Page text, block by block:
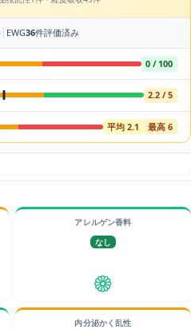
| EWG36件評価済み
0 / 100
2.2 / 5
平均 2.1 最高 6
アレルゲン香料
なし
内分泌かく乱性